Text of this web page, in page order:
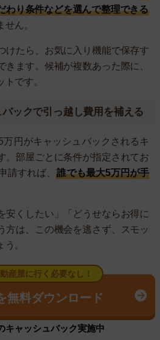
わり条件などを選んで整理できる
ん。
けたら、お気に入り機能で保存す
きます。候補が複数あった際に、
です。
ックで引っ越し費用を補える
円がキャッシュバックされるキ
。部屋ごとに条件が指定されてお
請すれば、誰でも最大5万円が手
安くしたい」「どうせならお得に
方は、この機会を逃さず、スモッ
。
産屋に行く必要なし！
無料ダウンロード
キャッシュバック実施中